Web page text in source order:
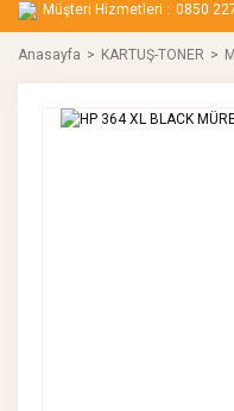
Müşteri Hizmetleri : 0850
Anasayfa KARTUŞ-TONER